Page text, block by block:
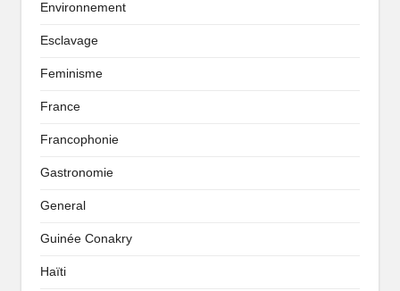
Environnement
Esclavage
Feminisme
France
Francophonie
Gastronomie
General
Guinée Conakry
Haïti